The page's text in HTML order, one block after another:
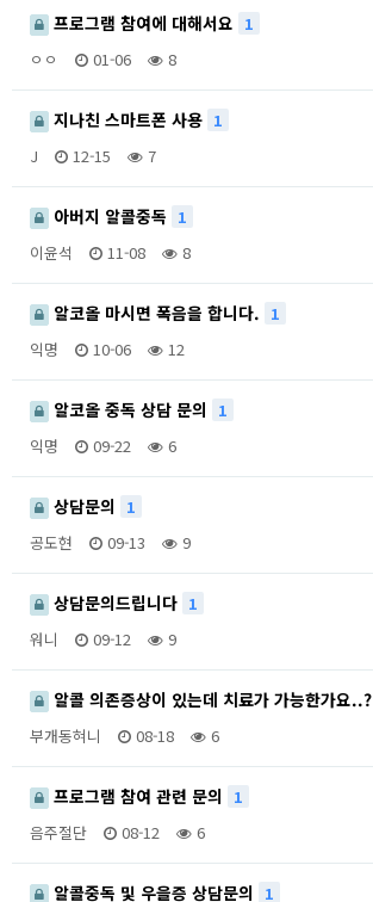
프로그램 참여에 대해서요 1
ㅇㅇ
01-06 8
지나친 스마트폰 사용 1
J
12-15 7
아버지 알콜중독 1
이윤석
11-08 8
알코올 마시면 폭음을 합니다. 1
익명
10-06 12
알코올 중독 상담 문의
1
익명
09-22 6
상담문의
1
공도현
09-13 9
상담문의드립니다 1
워니
09-12 9
알콜 의존증상이 있는데 치료가 가능한가요..?
부개동혀니
08-18 6
프로그램 참여 관련 문의
1
음주절단
08-12 6
알콜중독 및 우을증 상담문의
1